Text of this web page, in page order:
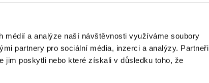
médií a analýze naší návštěvnosti využíváme soubory
partnery pro sociální média, inzerci a analýzy. Partneři
jim poskytli nebo které získali v důsledku toho, že